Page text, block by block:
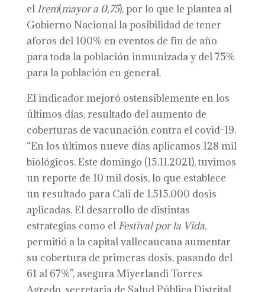
el Irem(mayor a 0,75), por lo que le plantea al
Gobierno Nacional la posibilidad de tener
aforos del 100% en eventos de fin de año
para toda la población inmunizada y del 75%
para la población en general.
El indicador mejoró ostensiblemente en los
últimos días, resultado del aumento de
coberturas de vacunación contra el covid-19.
“En los últimos nueve días aplicamos 128 mil
biológicos. Este domingo (15.11.2021), tuvimos
un reporte de 10 mil dosis, lo que establece
un resultado para Cali de 1.515.000 dosis
aplicadas. El desarrollo de distintas
estrategias como el Festival por la Vida,
permitió a la capital vallecaucana aumentar
su cobertura de primeras dosis, pasando del
61 al 67%”, asegura Miyerlandi Torres